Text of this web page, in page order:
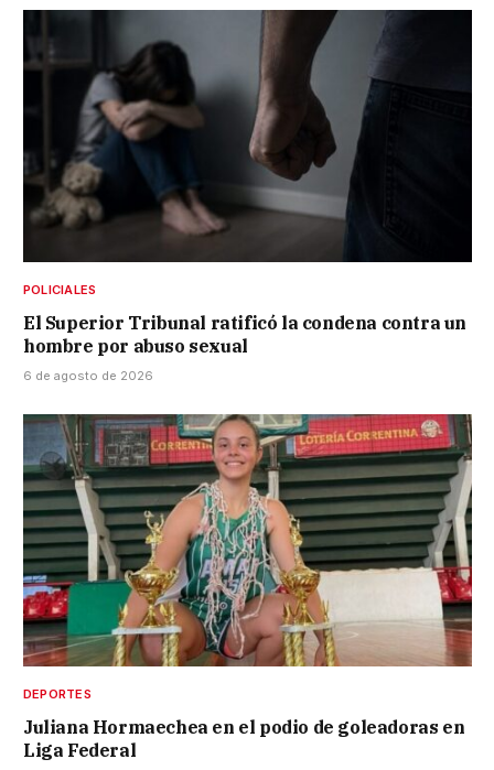
POLICIALES
El Superior Tribunal ratificó la condena contra un
hombre por abuso sexual
6 de agosto de 2026
DEPORTES
Juliana Hormaechea en el podio de goleadoras en
Liga Federal